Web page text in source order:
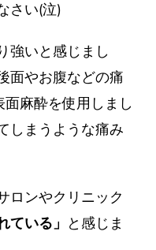
さい(泣)
強いと感じまし
面やお腹などの痛
麻酔を使用しまし
しまうような痛み
ロンやクリニック
ている」 と感じま